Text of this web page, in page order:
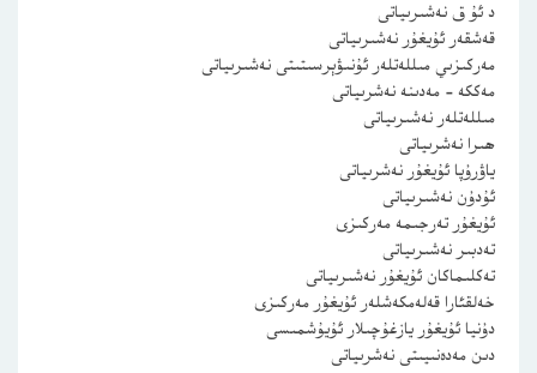
د ئۇ ق نەشىرىياتى
قەشقەر ئۇيغۇر نەشىرىياتى
مەركىزىي مىللەتلەر ئۇنىۋېرسىتىتى نەشىرىياتى
مەككە – مەدىنە نەشرىياتى
مىللەتلەر نەشىرىياتى
ھىرا نەشرىياتى
ياۋرۇپا ئۇيغۇر نەشرىياتى
ئۇدۇن نەشىرىياتى
ئۇيغۇر تەرجىمە مەركىزى
تەدبىر نەشىرىياتى
تەكلىماكان ئۇيغۇر نەشىرىياتى
خەلقئارا قەلەمكەشلەر ئۇيغۇر مەركىزى
دۇنيا ئۇيغۇر يازغۇچىلار ئۇيۇشمىسى
دىن مەدەنىيىتى نەشرىياتى